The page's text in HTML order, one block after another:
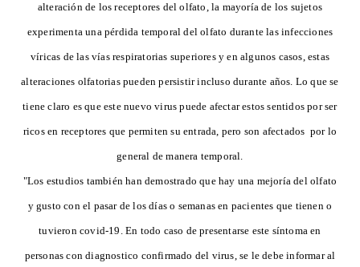
alteración de los receptores del olfato, la mayoría de los sujetos
experimenta una pérdida temporal del olfato durante las infecciones
víricas de las vías respiratorias superiores y en algunos casos, estas
alteraciones olfatorias pueden persistir incluso durante años. Lo que se
tiene claro es que este nuevo virus puede afectar estos sentidos por ser
ricos en receptores que permiten su entrada, pero son afectados por lo
general de manera temporal.
"Los estudios también han demostrado que hay una mejoría del olfato
y gusto con el pasar de los días o semanas en pacientes que tienen o
tuvieron covid-19. En todo caso de presentarse este síntoma en
personas con diagnostico confirmado del virus, se le debe informar al